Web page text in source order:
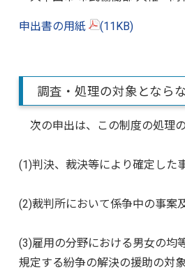
申出書の用紙 (11KB)
調査・処理の対象となら
次の申出は、この制度の処理
(1)判決、裁決等により確定した
(2)裁判所において係争中の事案
(3)雇用の分野における男女の均
規定する紛争の解決の援助の対